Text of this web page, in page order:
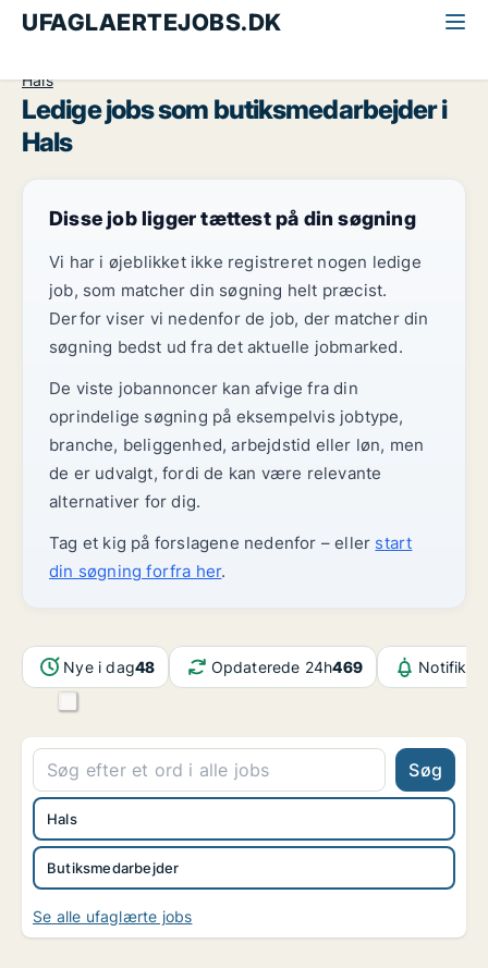
UFAGLAERTEJOBS.DK
Hals
Ledige jobs som butiksmedarbejder i
Hals
Disse job ligger tættest på din søgning
Vi har i øjeblikket ikke registreret nogen ledige
job, som matcher din søgning helt præcist.
Derfor viser vi nedenfor de job, der matcher din
søgning bedst ud fra det aktuelle jobmarked.
De viste jobannoncer kan afvige fra din
oprindelige søgning på eksempelvis jobtype,
branche, beliggenhed, arbejdstid eller løn, men
de er udvalgt, fordi de kan være relevante
alternativer for dig.
Tag et kig på forslagene nedenfor – eller start
din søgning forfra her.
Nye i dag48 Opdaterede 24h469
Søg
Butiksmedarbejder
Hals
Se alle ufaglærte jobs